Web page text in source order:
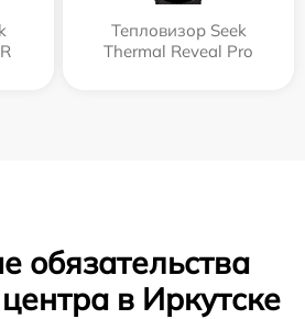
Тепловизор Seek
Thermal Reveal Pro
обязательства
в Иркутске